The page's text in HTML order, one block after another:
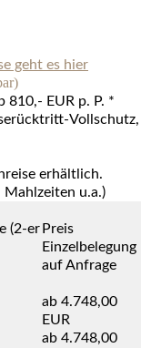
geht es hier
810,- EUR p. P. *
Vollschutz,
erhältlich.
Mahlzeiten u.a.)
(2-er Preis
Einzelbelegung
auf Anfrage
ab 4.748,00
EUR
ab 4.748,00